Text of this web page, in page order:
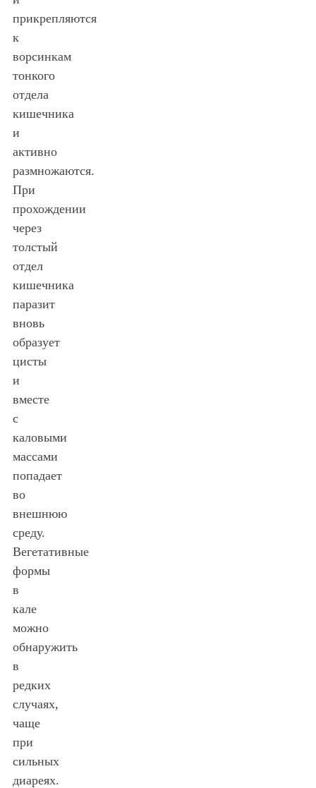
прикрепляются
к
ворсинкам
тонкого
отдела
кишечника
и
активно
размножаются.
При
прохождении
через
толстый
отдел
кишечника
паразит
вновь
образует
цисты
и
вместе
с
каловыми
массами
попадает
во
внешнюю
среду.
Вегетативные
формы
в
кале
можно
обнаружить
в
редких
случаях,
чаще
при
сильных
диареях.